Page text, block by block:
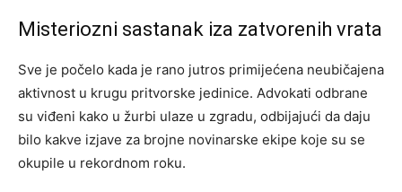
Misteriozni sastanak iza zatvorenih vrata
Sve je počelo kada je rano jutros primijećena neubičajena
aktivnost u krugu pritvorske jedinice. Advokati odbrane
su viđeni kako u žurbi ulaze u zgradu, odbijajući da daju
bilo kakve izjave za brojne novinarske ekipe koje su se
okupile u rekordnom roku.